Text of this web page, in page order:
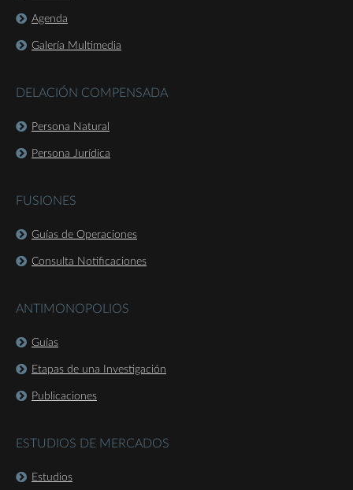
Agenda
Galería Multimedia
DELACIÓN COMPENSADA
Persona Natural
Persona Jurídica
FUSIONES
Guías de Operaciones
Consulta Notificaciones
ANTIMONOPOLIOS
Guías
Etapas de una Investigación
Publicaciones
ESTUDIOS DE MERCADOS
Estudios